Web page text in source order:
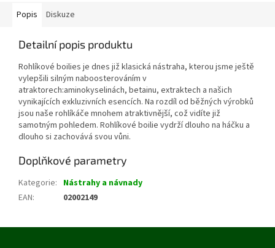
Popis Diskuze
Detailní popis produktu
Rohlíkové boilies je dnes již klasická nástraha, kterou jsme ještě
vylepšili silným naboosterováním v
atraktorech:aminokyselinách, betainu, extraktech a našich
vynikajících exkluzivních esencích. Na rozdíl od běžných výrobků
jsou naše rohlíkáče mnohem atraktivnější, což vidíte již
samotným pohledem. Rohlíkové boilie vydrží dlouho na háčku a
dlouho si zachovává svou vůni.
Doplňkové parametry
Kategorie: Nástrahy a návnady
EAN: 02002149